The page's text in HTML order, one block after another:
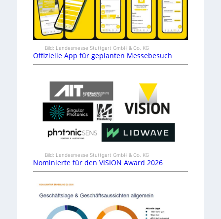
Bild: Landesmesse Stuttgart GmbH & Co. KG
Offizielle App für geplanten Messebesuch
Bild: Landesmesse Stuttgart GmbH & Co. KG
Nominierte für den VISION Award 2026